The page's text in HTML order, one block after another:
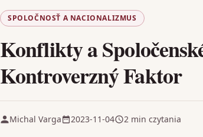
SPOLOČNOSŤ A NACIONALIZMUS
Konflikty a
Kontroverzný Faktor
Michal Varga 2023-11-04 2 min czytania